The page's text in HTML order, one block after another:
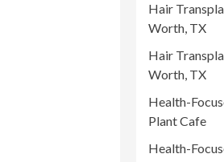
Hair
Worth, TX
Hair
Worth, TX
Health-
Plant Cafe
Health-